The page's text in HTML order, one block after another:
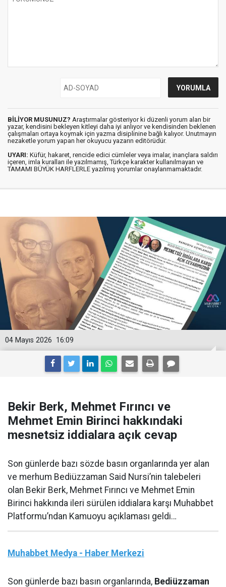
BİLİYOR MUSUNUZ? Araştırmalar gösteriyor ki düzenli yorum alan bir
yazar, kendisini bekleyen kitleyi daha iyi anlıyor ve kendisinden beklenen
çalışmaları ortaya koymak için yazma disiplinine bağlı kalıyor. Unutmayın
nezaketle yorum yapan her okuyucu yazarın editörüdür.
UYARI: Küfür, hakaret, rencide edici cümleler veya imalar, inançlara saldırı
içeren, imla kuralları ile yazılmamış, Türkçe karakter kullanılmayan ve
TAMAMI BÜYÜK HARFLERLE yazılmış yorumlar onaylanmamaktadır.
16:09
04 Mayıs 2026
Bekir Berk, Mehmet Fırıncı ve
Mehmet Emin Birinci hakkındaki
mesnetsiz iddialara açık cevap
Son günlerde bazı sözde basın organlarında yer alan
ve merhum Bediüzzaman Said Nursi’nin talebeleri
olan Bekir Berk, Mehmet Fırıncı ve Mehmet Emin
Birinci hakkında ileri sürülen iddialara karşı Muhabbet
Platformu’ndan Kamuoyu açıklaması geldi…
Muhabbet Medya - Haber Merkezi
Son günlerde bazı basın organlarında, Bediüzzaman